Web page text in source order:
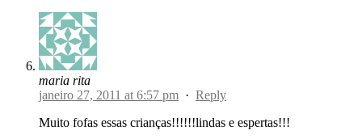
maria rita
janeiro 27, 2011 at 6:57 pm · Reply
Muito fofas essas crianças!!!!!!lindas e espertas!!!